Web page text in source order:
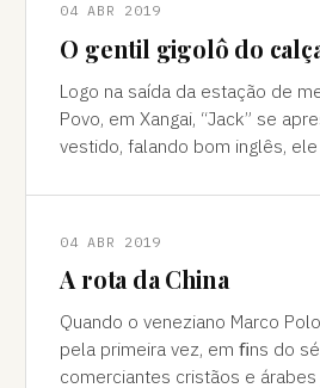
04 ABR 2019
O gentil gigolô do
Logo na saída da estação de
Povo, em Xangai, “Jack” se
vestido, falando bom inglês,
04 ABR 2019
A rota da China
Quando o veneziano Marco
pela primeira vez, em ﬁns do
comerciantes cristãos e